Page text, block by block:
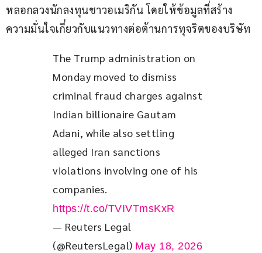
หลอกลวงนักลงทุนชาวอเมริกัน โดยให้ข้อมูลที่สร้าง
ความมั่นใจเกี่ยวกับแนวทางต่อต้านการทุจริตของบริษัท
The Trump administration on
Monday moved to dismiss
criminal fraud charges against
Indian billionaire Gautam
Adani, while also settling
alleged Iran sanctions
violations involving one of his
companies.
https://t.co/TVIVTmsKxR
— Reuters Legal
(@ReutersLegal) May 18, 2026